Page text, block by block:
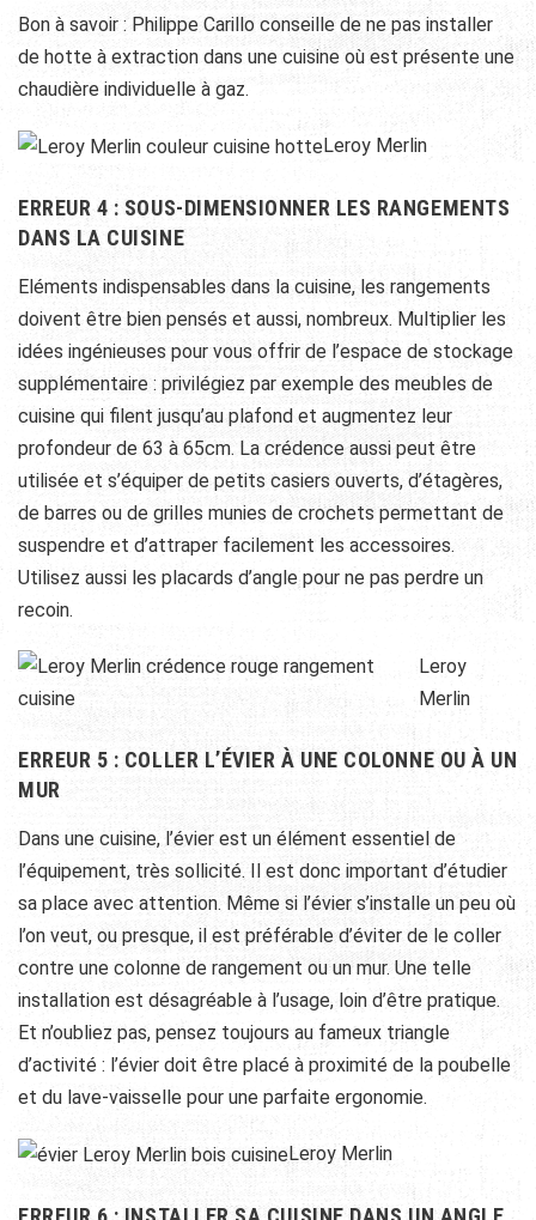
Bon à savoir : Philippe Carillo conseille de ne pas installer
de hotte à extraction dans une cuisine où est présente une
chaudière individuelle à gaz.
Leroy Merlin
ERREUR 4 : SOUS-DIMENSIONNER LES RANGEMENTS
DANS LA CUISINE
Eléments indispensables dans la cuisine, les rangements
doivent être bien pensés et aussi, nombreux. Multiplier les
idées ingénieuses pour vous offrir de l’espace de stockage
supplémentaire : privilégiez par exemple des meubles de
cuisine qui filent jusqu’au plafond et augmentez leur
profondeur de 63 à 65cm. La crédence aussi peut être
utilisée et s’équiper de petits casiers ouverts, d’étagères,
de barres ou de grilles munies de crochets permettant de
suspendre et d’attraper facilement les accessoires.
Utilisez aussi les placards d’angle pour ne pas perdre un
recoin.
Leroy
Merlin
ERREUR 5 : COLLER L’ÉVIER À UNE COLONNE OU À UN
MUR
Dans une cuisine, l’évier est un élément essentiel de
l’équipement, très sollicité. Il est donc important d’étudier
sa place avec attention. Même si l’évier s’installe un peu où
l’on veut, ou presque, il est préférable d’éviter de le coller
contre une colonne de rangement ou un mur. Une telle
installation est désagréable à l’usage, loin d’être pratique.
Et n’oubliez pas, pensez toujours au fameux triangle
d’activité : l’évier doit être placé à proximité de la poubelle
et du lave-vaisselle pour une parfaite ergonomie.
Leroy Merlin